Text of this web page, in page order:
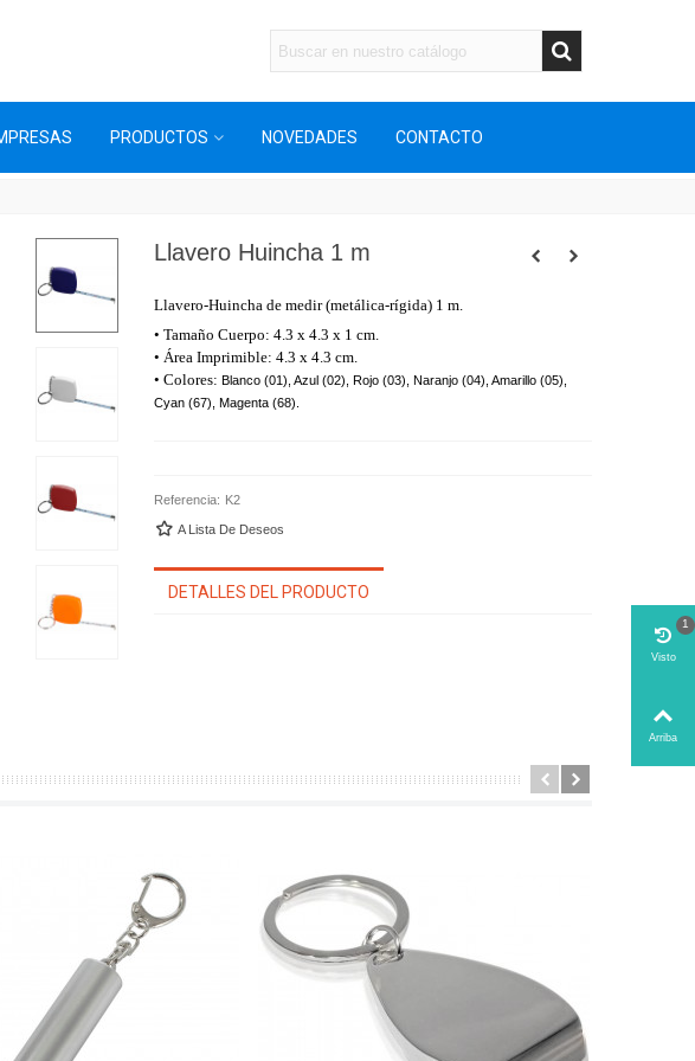
PRODUCTOS NOVEDADES CONTACTO
Llavero Huincha 1 m
Llavero-Huincha de medir (metálica-rígida) 1 m.
• Tamaño Cuerpo: 4.3 x 4.3 x 1 cm.
• Área Imprimible: 4.3 x 4.3 cm.
• Colores: Blanco (01), Azul (02), Rojo (03), Naranjo (04), Amarillo (05),
Cyan (67), Magenta (68).
Referencia: K2
A Lista De Deseos
DETALLES DEL PRODUCTO
Visto
1
Arriba